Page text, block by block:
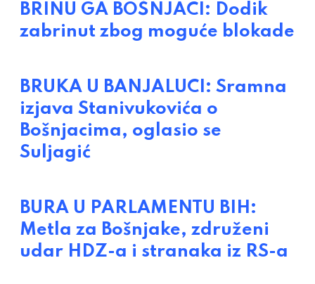
BRINU GA BOŠNJACI: Dodik
zabrinut zbog moguće blokade
BRUKA U BANJALUCI: Sramna
izjava Stanivukovića o
Bošnjacima, oglasio se
Suljagić
BURA U PARLAMENTU BIH:
Metla za Bošnjake, združeni
udar HDZ-a i stranaka iz RS-a